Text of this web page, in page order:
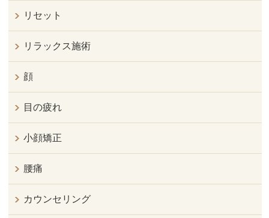
リセット
リラックス施術
顔
目の疲れ
小顔矯正
腰痛
カウンセリング